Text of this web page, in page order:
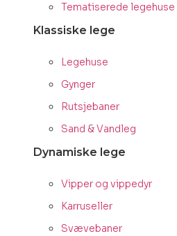
Tematiserede legehuse
Klassiske lege
Legehuse
Gynger
Rutsjebaner
Sand & Vandleg
Dynamiske lege
Vipper og vippedyr
Karruseller
Svævebaner